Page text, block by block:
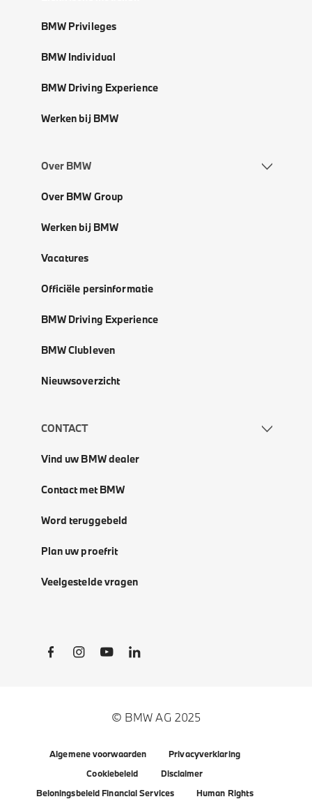
BMW Privileges
BMW Individual
BMW Driving Experience
Werken bij BMW
Over BMW
Over BMW Group
Werken bij BMW
Vacatures
Officiële persinformatie
BMW Driving Experience
BMW Clubleven
Nieuwsoverzicht
CONTACT
Vind uw BMW dealer
Contact met BMW
Word teruggebeld
Plan uw proefrit
Veelgestelde vragen
Social Links
© BMW AG 2025
Algemene voorwaarden
Privacyverklaring
Cookiebeleid
Disclaimer
Beloningsbeleid Financial Services
Human Rights